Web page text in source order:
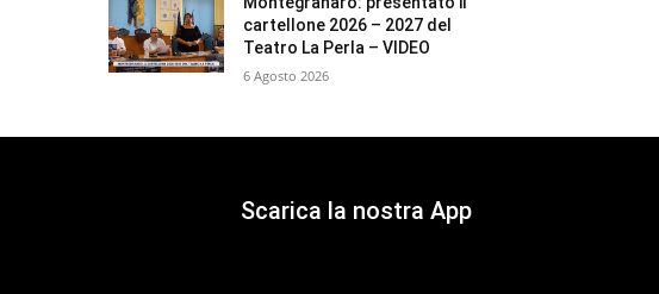
cartellone 2026 – 2027 del
Teatro La Perla – VIDEO
6 Agosto 2026
Scarica la nostra App